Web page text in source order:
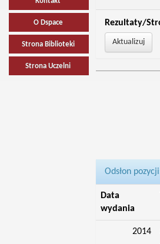
O Dspace
Strona Biblioteki
Strona Uczelni
Rezultaty/
Odsłon
Data
wydania
2014